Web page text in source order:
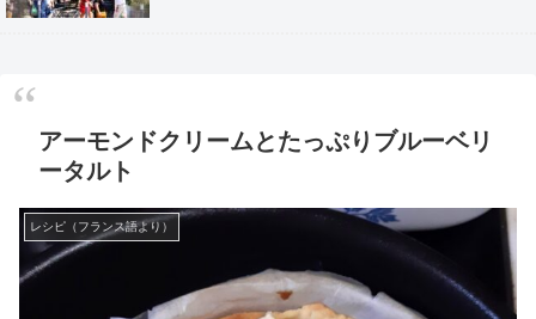
アーモンドクリームとたっぷりブルーベリ
ータルト
レシピ（フランス語より）